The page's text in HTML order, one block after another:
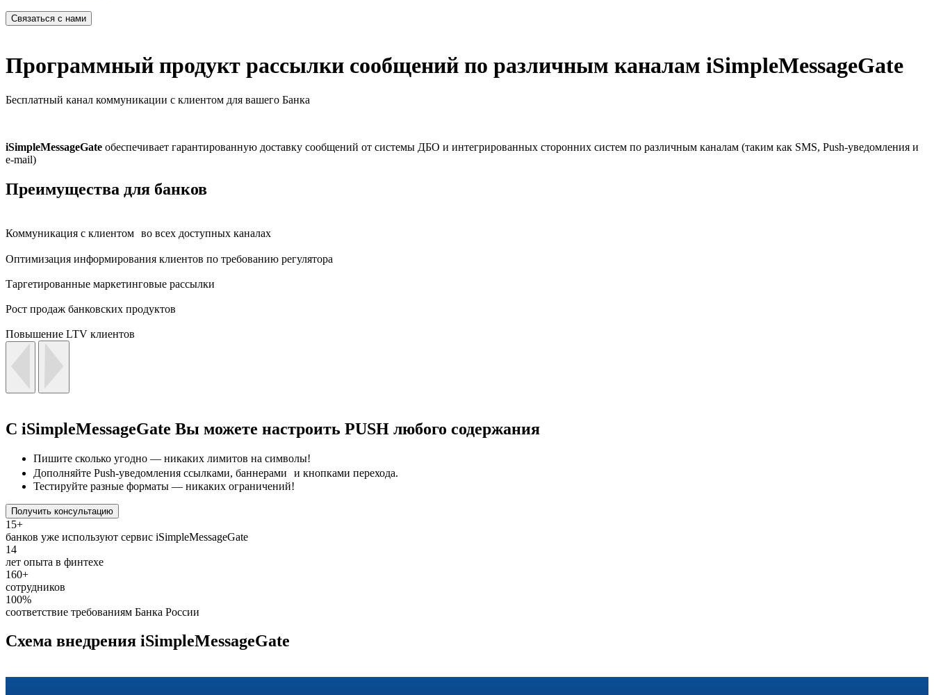
Связаться с нами
Программный продукт рассылки сообщений по различным каналам iSimpleMessageGate
Бесплатный канал коммуникации с клиентом для вашего Банка
iSimpleMessageGate обеспечивает гарантированную доставку сообщений от системы ДБО и интегрированных сторонних систем по различным каналам (таким как SMS, Push-уведомления и
e-mail)
Преимущества для банков
Коммуникация с клиентом во всех доступных каналах
Оптимизация информирования клиентов по требованию регулятора
Таргетированные маркетинговые рассылки
Рост продаж банковских продуктов
Повышение LTV клиентов
С iSimpleMessageGate Вы можете настроить PUSH любого содержания
Пишите сколько угодно — никаких лимитов на символы!
Дополняйте Push-уведомления ссылками, баннерами и кнопками перехода.
Тестируйте разные форматы — никаких ограничений!
Получить консультацию
15+
банков уже используют сервис iSimpleMessageGate
14
лет опыта в финтехе
160+
сотрудников
100%
соответствие требованиям Банка России
Схема внедрения iSimpleMessageGate